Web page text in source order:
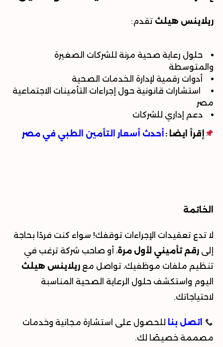
ريلاينس هيلث تقدم:
حلول رعاية صحية مرنة للشركات الصغيرة
والمتوسطة
أدوات رقمية لإدارة الخدمات الصحية
استشارات قانونية حول إجراءات التأمينات الاجتماعية
مصر
دعم إداري للشركات
إقرأ ايضا : أحدث أسعار التأمين الطبي في مصر
الخاتمة
لا تدع تعقيدات الإجراءات توقفك! سواء كنت فردًا بحاجة
إلى رقم تأميني لأول مرة، أو صاحب شركة ترغب في
تنظيم ملفات موظفيك، تواصل مع ريلاينس هيلث
اليوم واستكشف حلول الرعاية الصحية المناسبة
لاحتياجاتك.
اتصل بنا للحصول على استشارة مجانية وخدمات
مصممة خصيصًا لك.